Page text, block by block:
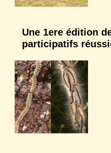
Une 1ere édition
participatifs